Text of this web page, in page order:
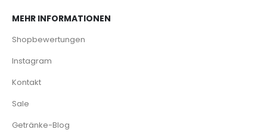
MEHR INFORMATIONEN
Shopbewertungen
Instagram
Kontakt
Sale
Getränke-Blog